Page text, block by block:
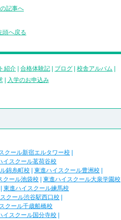
記事へ
頭へ戻る
紹介 合格体験記 ブログ 校舎アルバム
|
入学のお申込み
クール新宿エルタワー校
イスクール茗荷谷校
錦糸町校 東進ハイスクール豊洲校
クール池袋校 東進ハイスクール大泉学園校
東進ハイスクール練馬校
クール渋谷駅西口校
クール千歳船橋校
イスクール国分寺校